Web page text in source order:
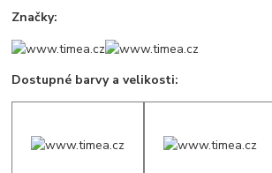
Značky:
Dostupné barvy a velikosti: